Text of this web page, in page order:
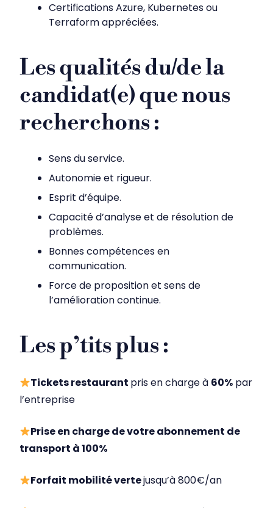
Certifications Azure, Kubernetes ou
Terraform appréciées.
Les qualités du/de la
candidat(e) que nous
recherchons :
Sens du service.
Autonomie et rigueur.
Esprit d’équipe.
Capacité d’analyse et de résolution de
problèmes.
Bonnes compétences en
communication.
Force de proposition et sens de
l’amélioration continue.
Les p’tits plus :
Tickets restaurant pris en charge à 60% par
l’entreprise
Prise en charge de votre abonnement de
transport à 100%
Forfait mobilité vertejusqu’à 800€/an